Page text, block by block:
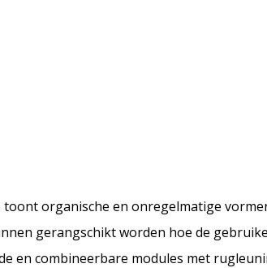
organische en onregelmatige
gerangschikt worden hoe de
en combineerbare modules met